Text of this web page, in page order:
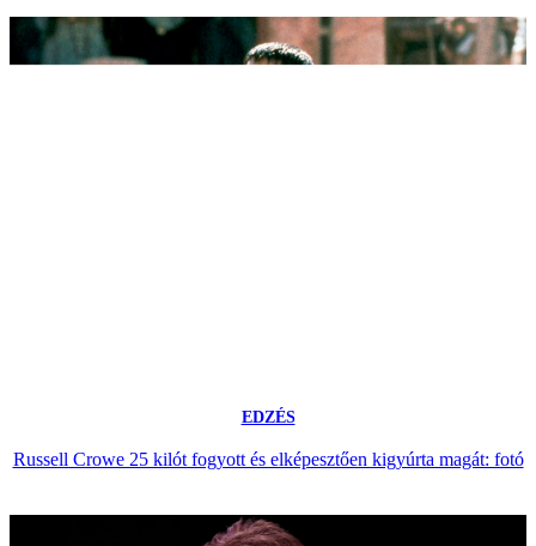
EDZÉS
Russell Crowe 25 kilót fogyott és elképesztően kigyúrta magát: fotó